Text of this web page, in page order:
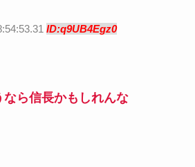
ID:q9UB4Egz0
ら信長かもしれんな